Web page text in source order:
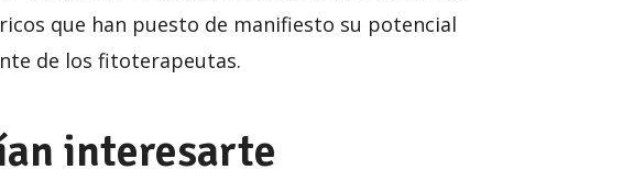
que han puesto de manifiesto su potencial
de los fitoterapeutas.
interesarte